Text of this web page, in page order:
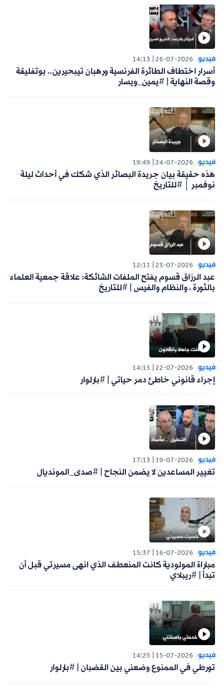
فيديو 26-07-2026
14:13
أسرار اختطاف الطائرة الفرنسية ورهبان تيبحيرين.. بوتفليقة
وقصة النهاية | #يمين_ويسار
فيديو 24-07-2026
19:49
هذه حقيقة بيان جريدة البصائر الذي شكك في أحداث ليلة
نوفمبر │ #للتاريخ
فيديو 23-07-2026
12:11
عبد الرزاق قسوم يفتح الملفات الشائكة: علاقة جمعية العلماء
بالثورة ، والنظام والفيس | #للتاريخ
فيديو 22-07-2026
14:15
إجراء قانوني خاطئ دمر حياتي | #بارلوار
فيديو 19-07-2026
17:13
تغيير المساعدين لا يضمن النجاح | #صدى_المونديال
فيديو 16-07-2026
15:37
مباراة المولودية كانت المنعطف الذي انهى مسيرتي قبل أن
تبدأ | #ريبلاي
فيديو 15-07-2026
14:25
تورطي في الممنوع وضعني بين القضبان | #بارلوار